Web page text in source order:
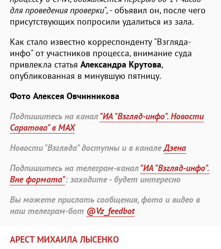
для проведения проверки", - объявил он, после чего
присутствующих попросили удалиться из зала.
Как стало известно корреспонденту "Взгляда-
инфо" от участников процесса, внимание суда
привлекла статья Александра Крутова,
опубликованная в минувшую пятницу.
Фото Алексея Овчинникова
Подпишитесь на канал"ИА "Взгляд-инфо". Новости
Саратова" в MAX
Новости "Взгляда" доступны и в каналеДзена
Подпишитесь на телеграм-канал"ИА "Взгляд-инфо".
Вне формата": заходите - будет интересно
Вы можете прислать сообщения, фото и видео в
наш телеграм-бот @Vz_feedbot
АРЕСТ МИХАИЛА ЛЫСЕНКО